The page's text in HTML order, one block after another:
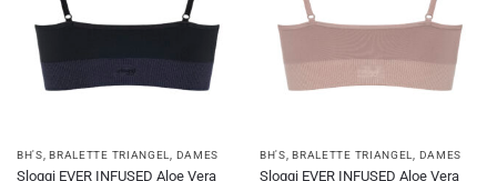
BH'S,BRALETTE TRIANGEL, DAMES
Sloggi EVER INFUSED Aloe Vera
BH'S,BRALETTE TRIANGEL, DAMES
Sloggi EVER INFUSED Aloe Vera